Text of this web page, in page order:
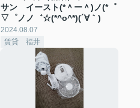
サン イースト(*＾ー＾)ノ(*゜
▽゜ノノ゛☆(*^o^*)(´∀｀)
2024.08.07
賃貸 福井